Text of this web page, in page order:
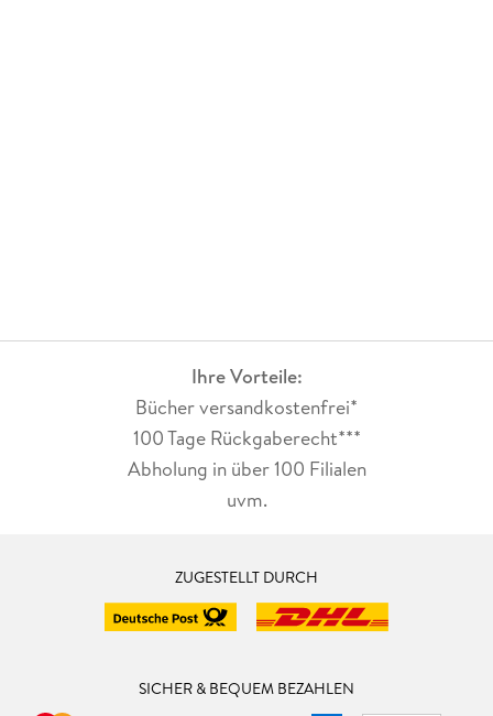
Ihre Vorteile:
Bücher versandkostenfrei*
100 Tage Rückgaberecht***
Abholung in über 100 Filialen
uvm.
ZUGESTELLT DURCH
SICHER & BEQUEM BEZAHLEN